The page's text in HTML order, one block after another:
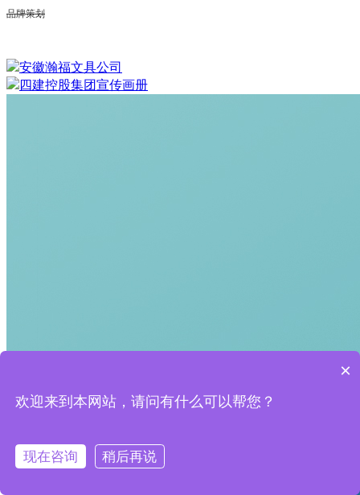
品牌策划
安徽瀚福文具公司
四建控股集团宣传画册
×
欢迎来到本网站，请问有什么可以帮您？
现在咨询 稍后再说